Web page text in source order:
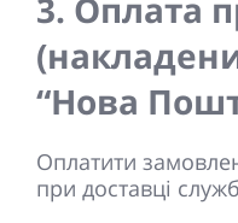
3. Оплата
“Нова
Оплатити
при доставці